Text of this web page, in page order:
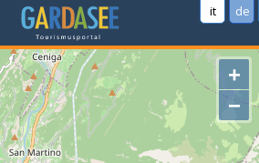
it de
+
−